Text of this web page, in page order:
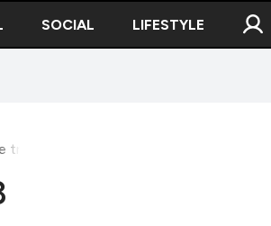
SOCIAL LIFESTYLE
un comun la meciul Rapid - UTA